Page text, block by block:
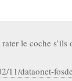
le coche
11/dataonet-